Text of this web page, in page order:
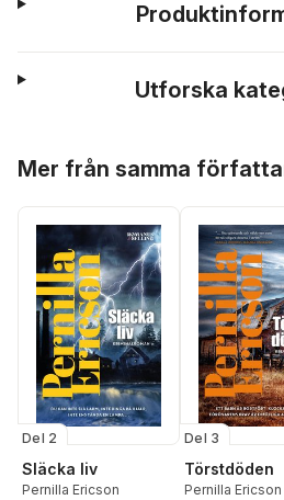
Utforska
Mer från samma
Del 2
Släcka liv
Pernilla Ericson
Del 3
Törstdöden
Pernilla Ericson